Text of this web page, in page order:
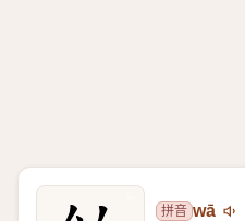
拼音 wā